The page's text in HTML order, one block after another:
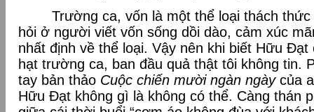
Trường ca, vốn là một thể loại thách thức
hỏi ở người viết vốn sống dồi dào, cảm xúc
nhất định về thể loại. Vậy nên khi biết Hữu Đạt
hạt trường ca, ban đầu quả thật tôi không tin.
tay bản thảo Cuộc chiến mười ngàn ngàycủa
Hữu Đạt không gì là không có thể. Càng thán